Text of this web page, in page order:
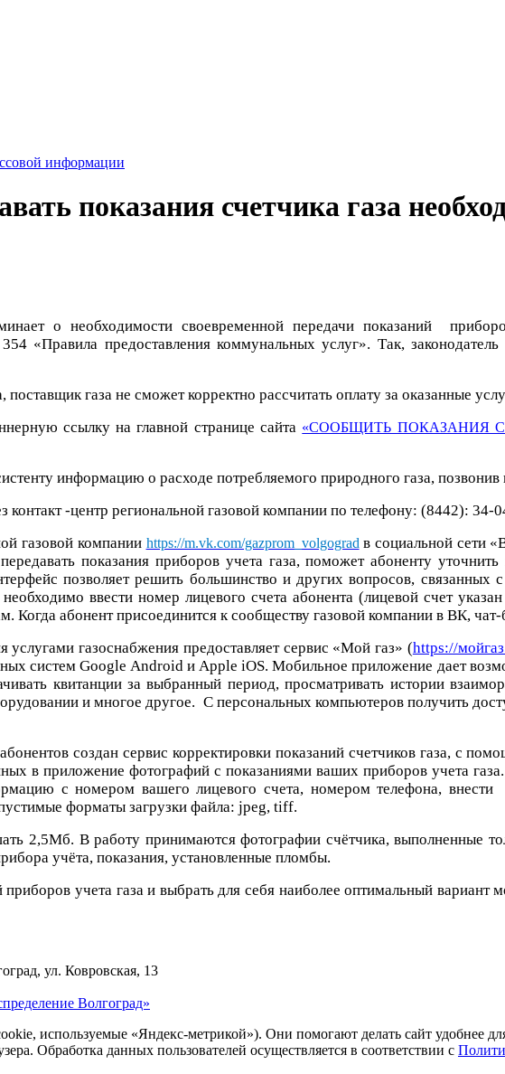
информации
показания счетчика газа
о необходимости своевременной передачи показаний
«Правила предоставления коммунальных услуг». Так,
газа не сможет корректно рассчитать оплату за оказанные
ссылку на главной странице сайта «СООБЩИТЬ ПОКАЗАНИЯ
информацию о расходе потребляемого природного газа,
-центр региональной газовой компании по телефону: (8442): 34-
газовой компании https://m.vk.com/gazprom_volgogradв социальной сети
показания приборов учета газа, поможет абоненту
позволяет решить большинство и других вопросов,
ввести номер лицевого счета абонента (лицевой счет
Когда абонент присоединится к сообществу газовой компании в ВК,
газоснабжения предоставляет сервис «Мой газ» (https://
систем Google Android и Apple iOS. Мобильное приложение дает
квитанции за выбранный период, просматривать истории
и многое другое. С персональных компьютеров получить
создан сервис корректировки показаний счетчиков газа, с
в приложение фотографий с показаниями ваших приборов учета
с номером вашего лицевого счета, номером телефона, внести
форматы загрузки файла: jpeg, tiff.
2,5Мб. В работу принимаются фотографии счётчика, выполненные
учёта, показания, установленные пломбы.
учета газа и выбрать для себя наиболее оптимальный вариант
ул. Ковровская, 13
Волгоград»
используемые «Яндекс-метрикой»). Они помогают делать сайт удобнее
Обработка данных пользователей осуществляется в соответствии с